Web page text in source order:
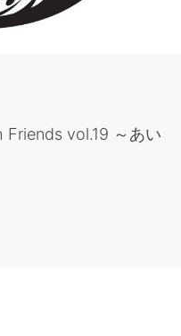
Friends vol.19 ～あい